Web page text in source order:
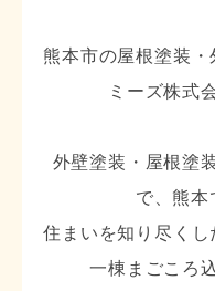
熊本市の屋根塗装
ミーズ株式
外壁塗装・屋根塗
で、熊本
住まいを知り尽く
一棟まごころ